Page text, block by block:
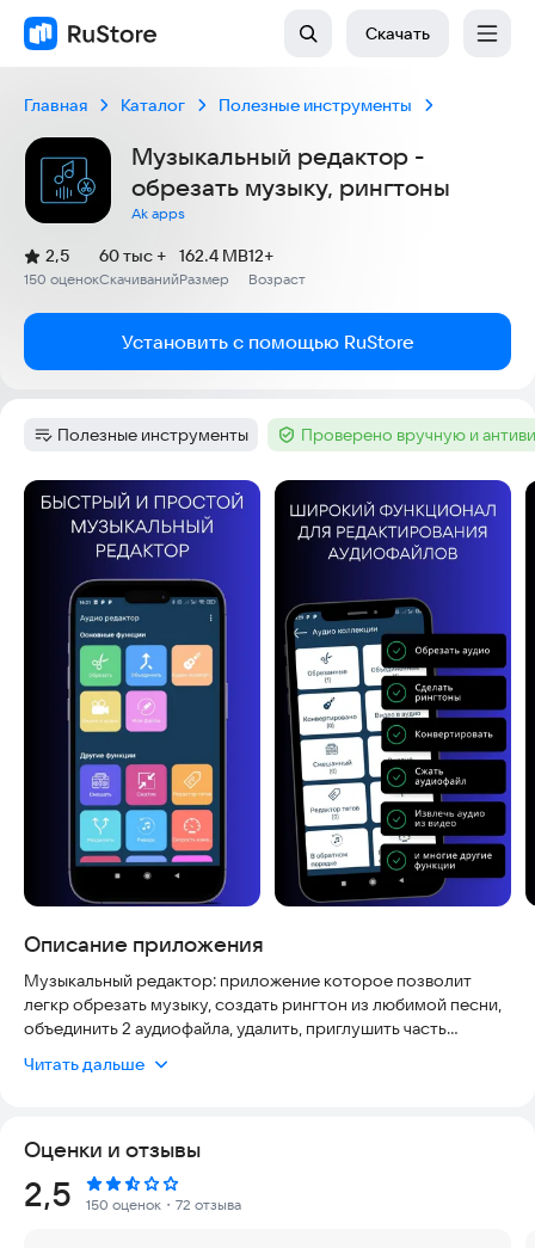
Скачать
Главная Каталог Полезные инструменты
Музыкальный редактор -
обрезать музыку, рингтоны
Ak apps
Рейтинг:
2,5
(
150 оценок
)
Скачиваний
60 тыс +
Размер
162.4 MB
Возраст
12+
Установить с помощью RuStore
Категория:
Полезные инструменты Тег :Проверено вручную и
Скриншоты
Описание приложения
Музыкальный редактор: приложение которое позволит
легкр обрезать музыку, создать рингтон из любимой песни,
объединить 2 аудиофайла, удалить, приглушить часть
MP3, MP4, AAC и WAV.
- Легко изменить частоту дискретизации с 32K, 64K, 128K и
192K для любого аудиофайла.
- Помогает обрезать аудио и создавать рингтоны. Вы
Читать дальше
Оценки и отзывы
Рейтинг:
2,5 150 оценок ・72 отзыва